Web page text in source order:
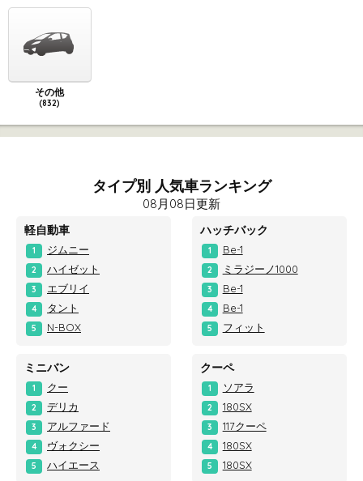
その他
(832)
タイプ別 人気車ランキング
08月08日更新
軽自動車
1 ジムニー
2 ハイゼット
3 エブリイ
4 タント
5 N-BOX
ハッチバック
1 Be-1
2 ミラジーノ1000
3 Be-1
4 Be-1
5 フィット
ミニバン
1 クー
2 デリカ
3 アルファード
4 ヴォクシー
5 ハイエース
クーペ
1 ソアラ
2 180SX
3 117クーペ
4 180SX
5 180SX